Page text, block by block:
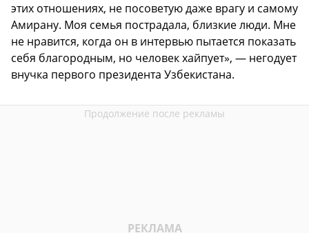
этих отношениях, не посоветую даже врагу и самому
Амирану. Моя семья пострадала, близкие люди. Мне
не нравится, когда он в интервью пытается показать
себя благородным, но человек хайпует», — негодует
внучка первого президента Узбекистана.